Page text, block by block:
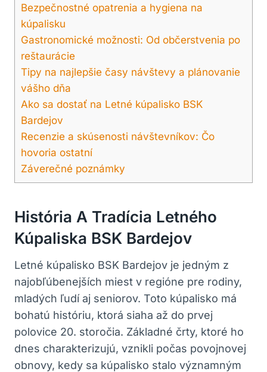
Bezpečnostné opatrenia a hygiena na
kúpalisku
Gastronomické možnosti: Od občerstvenia po
reštaurácie
Tipy na najlepšie časy návštevy a plánovanie
vášho dňa
Ako sa dostať na Letné kúpalisko BSK
Bardejov
Recenzie a skúsenosti návštevníkov: Čo
hovoria ostatní
Záverečné poznámky
História A Tradícia Letného
Kúpaliska BSK Bardejov
Letné kúpalisko BSK Bardejov je jedným z
najobľúbenejších miest v regióne pre rodiny,
mladých ľudí aj seniorov. Toto kúpalisko má
bohatú históriu, ktorá siaha až do prvej
polovice 20. storočia. Základné črty, ktoré ho
dnes charakterizujú, vznikli počas povojnovej
obnovy, kedy sa kúpalisko stalo významným